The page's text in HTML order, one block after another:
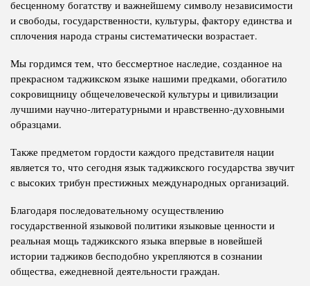
бесценному богатству и важнейшему символу независимости
и свободы, государственности, культуры, фактору единства и
сплочения народа страны систематически возрастает.
Мы гордимся тем, что бессмертное наследие, созданное на
прекрасном таджикском языке нашими предками, обогатило
сокровищницу общечеловеческой культуры и цивилизации
лучшими научно-литературными и нравственно-духовными
образцами.
Также предметом гордости каждого представителя нации
является то, что сегодня язык таджикского государства звучит
с высоких трибун престижных международных организаций.
Благодаря последовательному осуществлению
государственной языковой политики языковые ценности и
реальная мощь таджикского языка впервые в новейшей
истории таджиков бесподобно укрепляются в сознании
общества, ежедневной деятельности граждан.